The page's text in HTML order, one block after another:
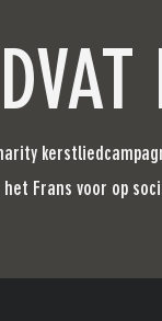
Frans voor op